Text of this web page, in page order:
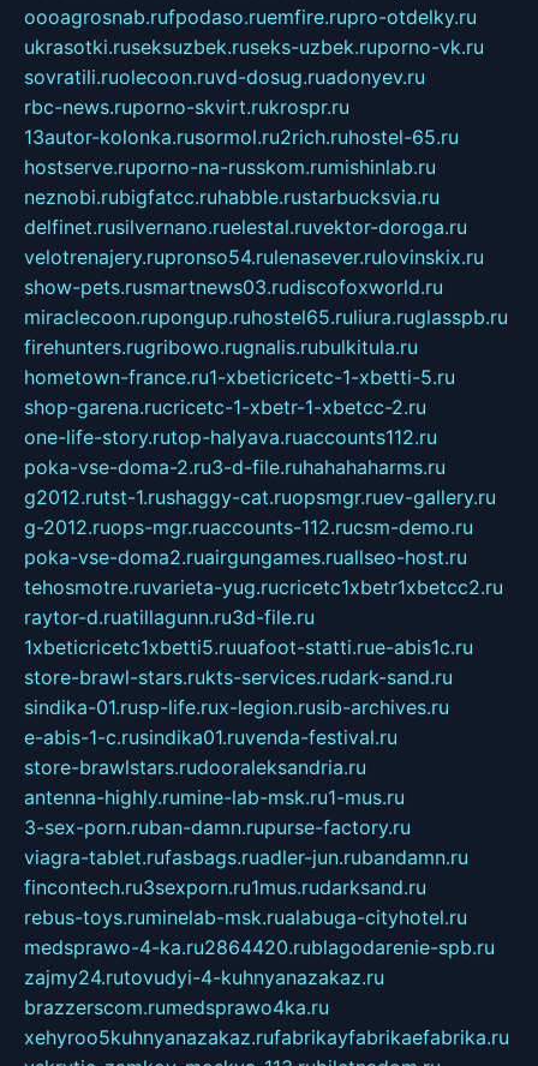
oooagrosnab.rufpodaso.ruemfire.rupro-otdelky.ru
ukrasotki.ruseksuzbek.ruseks-uzbek.ruporno-vk.ru
sovratili.ruolecoon.ruvd-dosug.ruadonyev.ru
rbc-news.ruporno-skvirt.rukrospr.ru
13autor-kolonka.rusormol.ru2rich.ruhostel-65.ru
hostserve.ruporno-na-russkom.rumishinlab.ru
neznobi.rubigfatcc.ruhabble.rustarbucksvia.ru
delfinet.rusilvernano.ruelestal.ruvektor-doroga.ru
velotrenajery.rupronso54.rulenasever.rulovinskix.ru
show-pets.rusmartnews03.rudiscofoxworld.ru
miraclecoon.rupongup.ruhostel65.ruliura.ruglasspb.ru
firehunters.rugribowo.rugnalis.rubulkitula.ru
hometown-france.ru1-xbeticricetc-1-xbetti-5.ru
shop-garena.rucricetc-1-xbetr-1-xbetcc-2.ru
one-life-story.rutop-halyava.ruaccounts112.ru
poka-vse-doma-2.ru3-d-file.ruhahahaharms.ru
g2012.rutst-1.rushaggy-cat.ruopsmgr.ruev-gallery.ru
g-2012.ruops-mgr.ruaccounts-112.rucsm-demo.ru
poka-vse-doma2.ruairgungames.ruallseo-host.ru
tehosmotre.ruvarieta-yug.rucricetc1xbetr1xbetcc2.ru
raytor-d.ruatillagunn.ru3d-file.ru
1xbeticricetc1xbetti5.ruuafoot-statti.rue-abis1c.ru
store-brawl-stars.rukts-services.rudark-sand.ru
sindika-01.rusp-life.rux-legion.rusib-archives.ru
e-abis-1-c.rusindika01.ruvenda-festival.ru
store-brawlstars.rudooraleksandria.ru
antenna-highly.rumine-lab-msk.ru1-mus.ru
3-sex-porn.ruban-damn.rupurse-factory.ru
viagra-tablet.rufasbags.ruadler-jun.rubandamn.ru
fincontech.ru3sexporn.ru1mus.rudarksand.ru
rebus-toys.ruminelab-msk.rualabuga-cityhotel.ru
medsprawo-4-ka.ru2864420.rublagodarenie-spb.ru
zajmy24.rutovudyi-4-kuhnyanazakaz.ru
brazzerscom.rumedsprawo4ka.ru
xehyroo5kuhnyanazakaz.rufabrikayfabrikaefabrika.ru